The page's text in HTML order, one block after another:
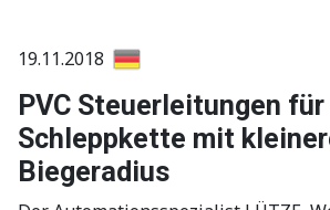
19.11.2018
PVC Steuerleitungen für
Schleppkette mit
Biegeradius